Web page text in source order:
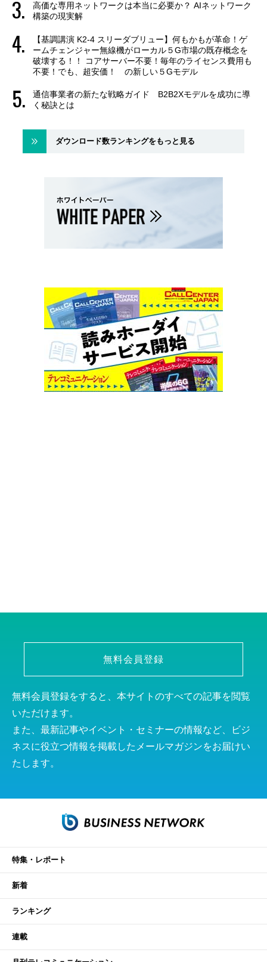
高価な専用ネットワークは本当に必要か？ AIネットワーク
構築の現実解
【基調講演 K2-4 スリーダブリュー】何もかもが革命！ゲ
ームチェンジャー無線機がローカル５G市場の既存概念を
破壊する！！ コアサーバー不要！毎年のライセンス費用も
不要！でも、超安価！ の新しい５Gモデル
通信事業者の新たな戦略ガイド B2B2Xモデルを成功に導
く秘訣とは
ダウンロード数ランキングをもっと見る
無料会員登録
無料会員登録をすると、本サイトのすべての記事を閲覧
いただけます。
また、最新記事やイベント・セミナーの情報など、ビジ
ネスに役立つ情報を掲載したメールマガジンをお届けい
たします。
特集・レポート
新着
ランキング
連載